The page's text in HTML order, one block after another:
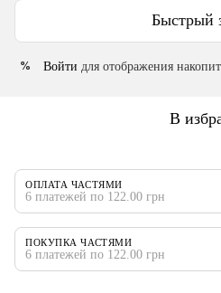
Быстрый
% Войти для отображения
В
ОПЛАТА ЧАСТЯМИ
6 платежей по 122.00 грн
ПОКУПКА ЧАСТЯМИ
6 платежей по 122.00 грн